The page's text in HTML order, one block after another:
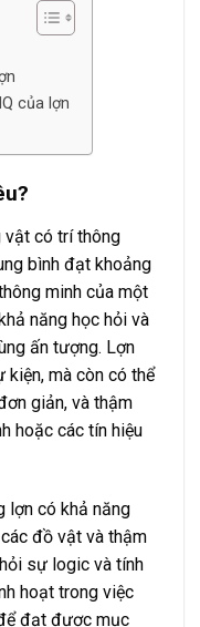
của lợn
vật có trí thông
bình đạt khoảng
minh của một
năng học hỏi và
ấn tượng. Lợn
mà còn có thể
giản, và thậm
hoặc các tín hiệu
lợn có khả năng
đồ vật và thậm
sự logic và tính
hoạt trong việc
đạt được mục